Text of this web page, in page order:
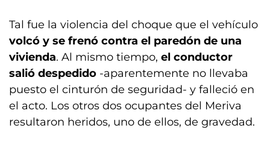
Tal fue la violencia del choque que el vehículo
volcó y se frenó contra el paredón de una
vivienda. Al mismo tiempo, el conductor
salió despedido -aparentemente no llevaba
puesto el cinturón de seguridad- y falleció en
el acto. Los otros dos ocupantes del Meriva
resultaron heridos, uno de ellos, de gravedad.